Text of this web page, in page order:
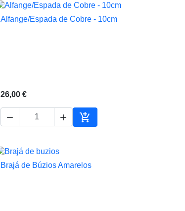
 Vista rápida
Alfange/Espada de Cobre - 10cm
26,00 €
  
Adicionar ao carrinho
 Vista rápida
Brajá de Búzios Amarelos